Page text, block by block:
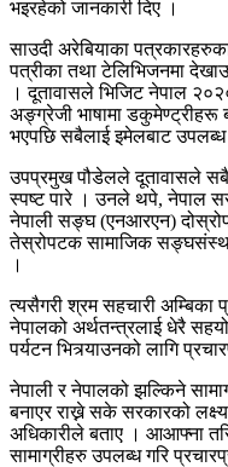
भइरहेको जानकारी दिए ।
साउदी अरेबियाका
पत्रीका तथा टेलिभिजनमा
। दूतावासले भिजिट नेपाल
अङ्ग्रेजी भाषामा
भएपछि सबैलाई इमेलबाट उपलब्ध
उपप्रमुख पौडेलले दूतावासले
स्पष्ट पारे । उनले थपे, नेपाल
नेपाली सङ्घ (एनआरएन)
तेस्रोपटक सामाजिक
।
त्यसैगरी श्रम सहचारी अम्बिका
नेपालको अर्थतन्त्रलाई धेरै
पर्यटन भित्र्याउनको लागि
नेपाली र नेपालको झल्किने
बनाएर राख्ने सके सरकारको
अधिकारीले बताए । आआफ्ना
सामाग्रीहरु उपलब्ध गरि